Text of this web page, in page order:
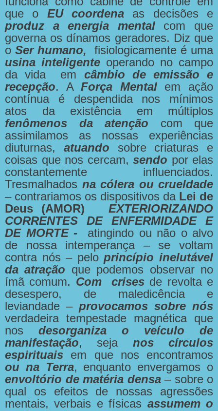
que o EU coordena as decisões e
produz a energia mental com que
governa os dínamos geradores. Diz que
o Ser humano,
fisiologicamente é uma
usina inteligente operando no campo
da vida em câmbio de emissão e
recepção. AForça Mental em ação
contínua é despendida nos mínimos
atos da existência em múltiplos
fenômenos da atenção com que
assimilamos as nossas experiências
diuturnas, atuando sobre criaturas e
coisas que nos cercam, sendo por elas
constantemente influenciados.
Tresmalhados na cólera ou crueldade
– contrariamos os dispositivos da Lei de
Deus (AMOR)
EXTERIORIZANDO
CORRENTES DE ENFERMIDADE E
DE MORTE - atingindo ou não o alvo
de nossa intemperança – se voltam
contra nós – peloprincípio inelutável
da atração que podemos observar no
ímã comum. Com crises de revolta e
desespero, de maledicência e
leviandade – provocamos sobre nós
verdadeira tempestade magnética que
nos desorganiza o veículo de
manifestação, seja nos círculos
espirituais em que nos encontramos
ou na Terra, enquanto envergamos o
envoltório de matéria densa – sobre o
qual os efeitos de nossas agressões
mentais, verbais e físicas assumem o